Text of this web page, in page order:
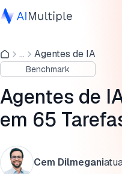
IA Agêntica
Segurança cibernética
Software Empresarial
Serviços
... Agentes de IA
Benchmark
Agentes de
em 65
Cem Dilmegani
Comparação de tempo
móvel
Visão geral dos agentes
Recursos de agentes de
Execução em nuvem e
móvel